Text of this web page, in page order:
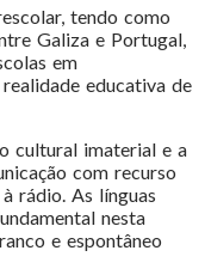
tendo como
Galiza e Portugal,
em
educativa de
cultural imaterial e a
com recurso
rádio. As línguas
nesta
e espontâneo